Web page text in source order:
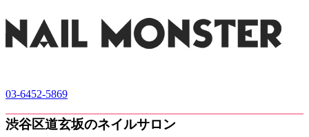
03-6452-5869
渋谷区道玄坂のネイルサロン